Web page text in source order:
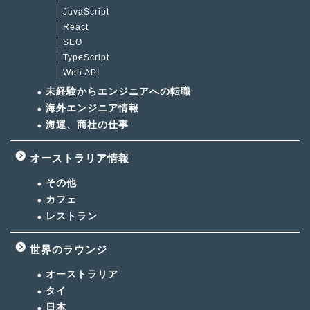
JavaScript
React
SEO
TypeScript
Web API
未経験からエンジニアへの転職
海外エンジニア情報
海運、商社の仕事
オーストラリア情報
その他
カフェ
レストラン
世界のラウンジ
オーストラリア
タイ
日本